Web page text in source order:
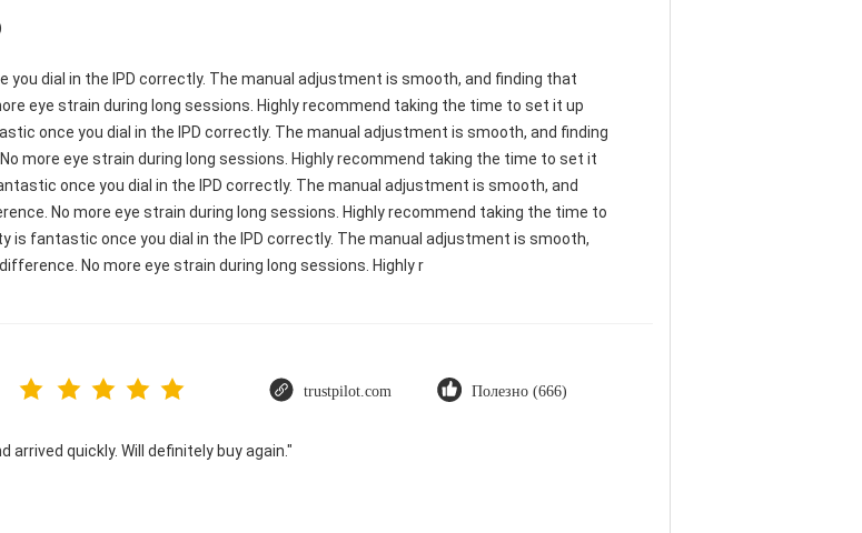
dial in the IPD correctly. The manual adjustment is smooth, and finding that
eye strain during long sessions. Highly recommend taking the time to set it up
once you dial in the IPD correctly. The manual adjustment is smooth, and finding
more eye strain during long sessions. Highly recommend taking the time to set it
once you dial in the IPD correctly. The manual adjustment is smooth, and
No more eye strain during long sessions. Highly recommend taking the time to
is fantastic once you dial in the IPD correctly. The manual adjustment is smooth,
No more eye strain during long sessions. Highly r
trustpilot.com Полезно (666)
arrived quickly. Will definitely buy again."